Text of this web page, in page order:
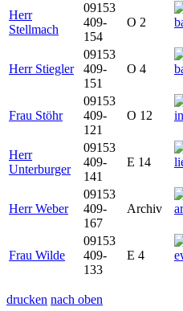
Herr
Stellmach
09153
409-
154
O 2
Herr Stiegler
09153
409-
151
O 4
Frau Stöhr
09153
409-
121
O 12
Herr
Unterburger
09153
409-
141
E 14
Herr Weber
09153
409-
167
Archiv
Frau Wilde
09153
409-
133
E 4
drucken nach oben